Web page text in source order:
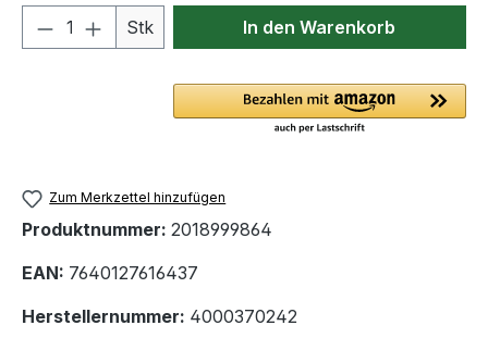
Produkt Anzahl: Gib den
Stk In den Warenkorb
Zum Merkzettel hinzufügen
Produktnummer: 2018999864
EAN: 7640127616437
Herstellernummer: 4000370242